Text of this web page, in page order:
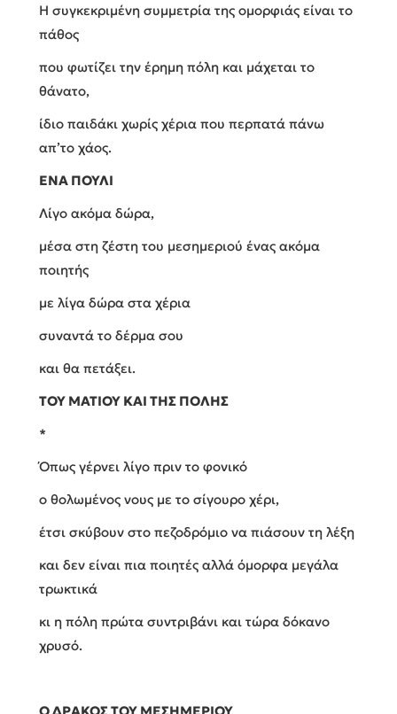
Η συγκεκριμένη συμμετρία της ομορφιάς είναι το
πάθος
που φωτίζει την έρημη πόλη και μάχεται το
θάνατο,
ίδιο παιδάκι χωρίς χέρια που περπατά πάνω
απ’το χάος.
ΕΝΑ ΠΟΥΛΙ
Λίγο ακόμα δώρα,
μέσα στη ζέστη του μεσημεριού ένας ακόμα
ποιητής
με λίγα δώρα στα χέρια
συναντά το δέρμα σου
και θα πετάξει.
ΤΟΥ ΜΑΤΙΟΥ ΚΑΙ ΤΗΣ ΠΟΛΗΣ
*
Όπως γέρνει λίγο πριν το φονικό
ο θολωμένος νους με το σίγουρο χέρι,
έτσι σκύβουν στο πεζοδρόμιο να πιάσουν τη λέξη
και δεν είναι πια ποιητές αλλά όμορφα μεγάλα
τρωκτικά
κι η πόλη πρώτα συντριβάνι και τώρα δόκανο
χρυσό.